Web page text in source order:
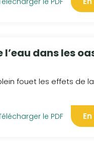
dans les
fouet les effets de
le PDF